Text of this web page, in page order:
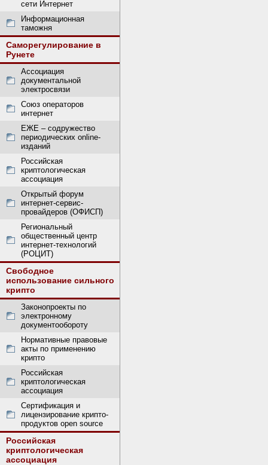
сети Интернет
Информационная
таможня
Саморегулирование в
Рунете
Ассоциация
документальной
электросвязи
Союз операторов
интернет
ЕЖЕ – содружество
периодических online-
изданий
Российская
криптологическая
ассоциация
Открытый форум
интернет-сервис-
провайдеров (ОФИСП)
Региональный
общественный центр
интернет-технологий
(РОЦИТ)
Свободное
использование сильного
крипто
Законопроекты по
электронному
документообороту
Нормативные правовые
акты по применению
крипто
Российская
криптологическая
ассоциация
Сертификация и
лицензирование крипто-
продуктов open source
Российская
криптологическая
ассоциация